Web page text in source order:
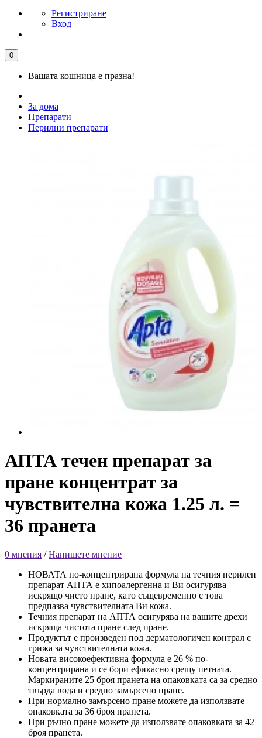
Регистриране
Вход
0
Вашата кошница е празна!
За дома
Препарати
Перилни препарати
АПТА течен препарат за
пране концентрат за
чувствителна кожа 1.25 л. =
36 пранета
0 мнения /Напишете мнение
НОВАТА по-концентрирана формула на течния перилен
препарат АПТА е хипоалергенна и Ви осигурява
искрящо чисто пране, като същевременно с това
предпазва чувствителната Ви кожа.
Течния препарат на АПТА осигурява на вашите дрехи
искряща чистота пране след пране.
Продуктът е произведен под дерматологичен контрал с
грижа за чувствителната кожа.
Новата високоефективна формула е 26 % по-
концентрирана и се бори ефикасно срещу петната.
Маркираните 25 броя пранета на опаковката са за средно
твърда вода и средно замърсено пране.
При нормално замърсено пране можете да използвате
опаковката за 36 броя пранета.
При ръчно пране можете да използвате опаковката за 42
броя пранета.